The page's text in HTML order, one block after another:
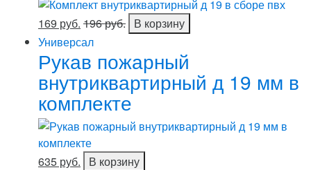
169 руб. 196 руб. В корзину
Универсал
Рукав пожарный
внутриквартирный д 19 мм в
комплекте
635 руб.
В корзину